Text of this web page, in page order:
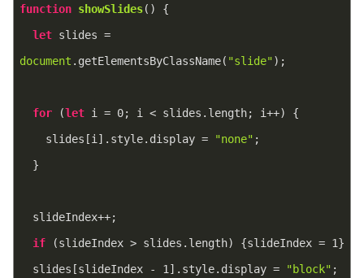
function showSlides( ) {
let
document .getElementsByClassName( "slide");
for (let i = 0; i < slides.length; i++) {
    slides[i].style.display =
"none" ;
  }
  slideIndex++;
if (slideIndex > slides.length) {slideIndex = 1
  slides[slideIndex -
1].style.display = "block"